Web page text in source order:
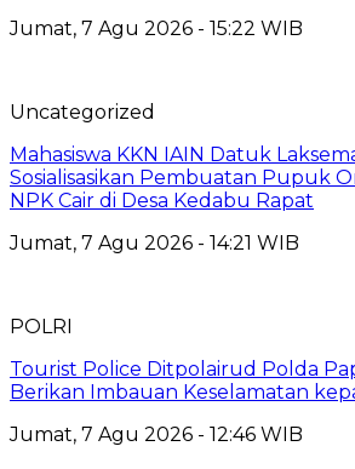
Jumat, 7 Agu 2026 - 15:22 WIB
Uncategorized
Mahasiswa KKN IAIN Datuk
Sosialisasikan Pembuatan Pupuk
NPK Cair di Desa Kedabu Rapat
Jumat, 7 Agu 2026 - 14:21 WIB
POLRI
Tourist Police Ditpolairud Polda
Berikan Imbauan Keselamatan
Jumat, 7 Agu 2026 - 12:46 WIB